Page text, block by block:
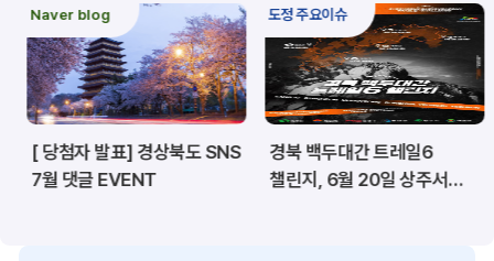
보건·복지/여성/장애인 문화/관광/음식
재난/안전/재해 산업/토지/주택
환경 시험정보
Naver blog
[ 당첨자 발표] 경상북도 SNS
7월 댓글 EVENT
도정 주요이슈
경북 백두대간 트레일6
챌린지, 6월 20일 상주서